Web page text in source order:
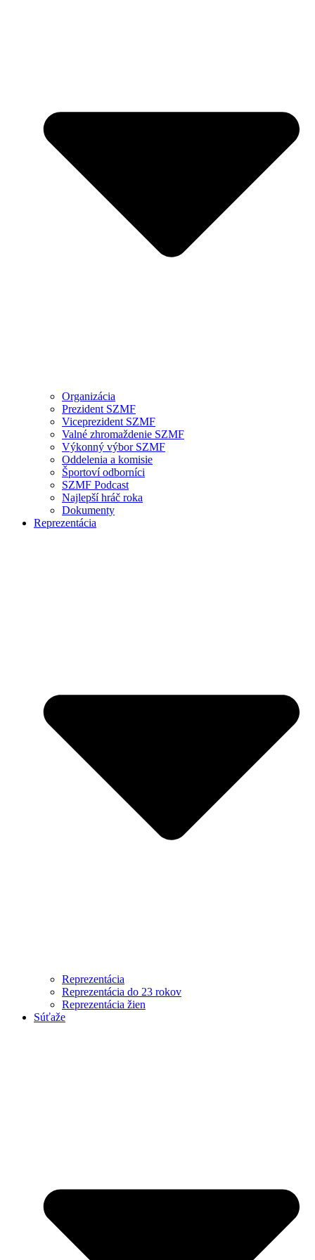
Organizácia
Prezident SZMF
Viceprezident SZMF
Valné zhromaždenie SZMF
Výkonný výbor SZMF
Oddelenia a komisie
Športoví odborníci
SZMF Podcast
Najlepší hráč roka
Dokumenty
Reprezentácia
Reprezentácia
Reprezentácia do 23 rokov
Reprezentácia žien
Súťaže